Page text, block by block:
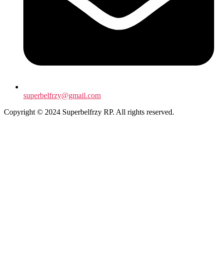
superbelfrzy@gmail.com
Copyright © 2024 Superbelfrzy RP. All rights reserved.